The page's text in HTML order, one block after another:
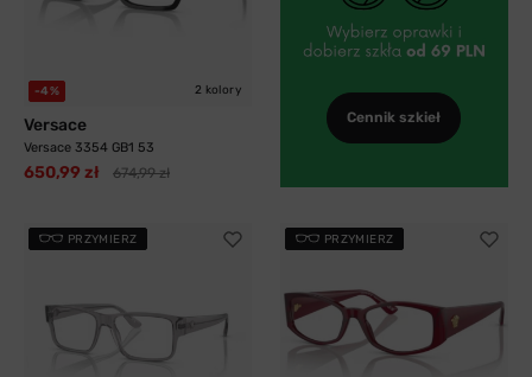
-4% 2 kolory
Versace
Versace 3354 GB1 53
650,99 zł 674,99 zł
Cennik szkieł
PRZYMIERZ PRZYMIERZ